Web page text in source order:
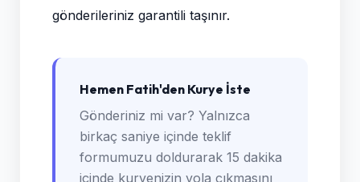
gönderileriniz garantili taşınır.
Hemen Fatih'den Kurye İste
Gönderiniz mi var? Yalnızca
birkaç saniye içinde teklif
formumuzu doldurarak 15 dakika
içinde kuryenizin yola çıkmasını